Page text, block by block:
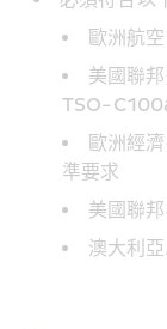
歐洲航
美國聯
TSO-
歐洲經
準要求
美國聯
澳大利